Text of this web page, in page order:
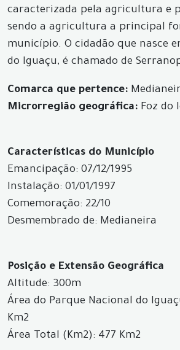
caracterizada pela agricultura e
sendo a agricultura a principal
município. O cidadão que nasce
do Iguaçu, é chamado de
Comarca que pertence:
Microrregião geográfica: Foz do
Características do Município
Emancipação: 07/12/1995
Instalação: 01/01/1997
Comemoração: 22/10
Desmembrado de: Medianeira
Posição e Extensão Geográfica
Altitude: 300m
Área do Parque Nacional do
Km2
Área Total (Km2): 477 Km2